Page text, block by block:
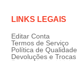
LINKS LEGAIS
Editar Conta
Termos de Serviço
Política de Qualidade
Devoluções e Trocas